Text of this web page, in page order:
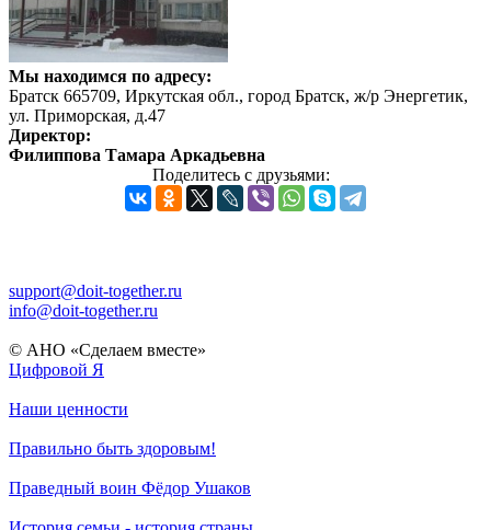
Мы находимся по адресу:
Братск 665709, Иркутская обл., город Братск, ж/р Энергетик,
ул. Приморская, д.47
Директор:
Филиппова Тамара Аркадьевна
Поделитесь с друзьями:
support@doit-together.ru
info@doit-together.ru
© АНО «Сделаем вместе»
Цифровой Я
Наши ценности
Правильно быть здоровым!
Праведный воин Фёдор Ушаков